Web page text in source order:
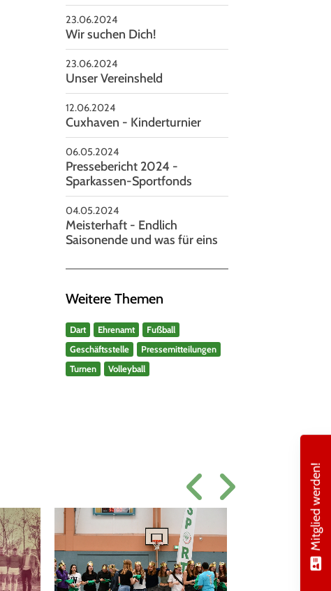
23.06.2024
Wir suchen Dich!
23.06.2024
Unser Vereinsheld
12.06.2024
Cuxhaven - Kinderturnier
06.05.2024
Pressebericht 2024 -
Sparkassen-Sportfonds
04.05.2024
Meisterhaft - Endlich
Saisonende und was für eins
Weitere Themen
Dart Ehrenamt
Fußball
Geschäftsstelle
Pressemitteilungen
Turnen
Volleyball
Mitglied werden!